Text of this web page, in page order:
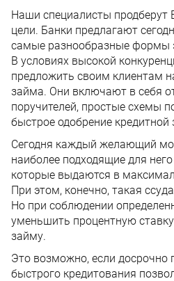
Наши специалисты
цели. Банки предлагают
самые разнообразные формы
В условиях высокой
предложить своим клиентам
займа. Они включают в себя
поручителей, простые схемы
быстрое одобрение кредитной
Сегодня каждый желающий
наиболее подходящие для
которые выдаются в
При этом, конечно, такая
Но при соблюдении
уменьшить процентную
займу.
Это возможно, если досрочно
быстрого кредитования